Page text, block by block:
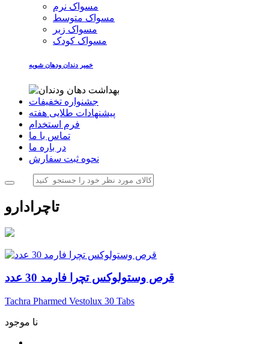
مسواک نرم
مسواک متوسط
مسواک زبر
مسواک کودک
خمیر دندان ودهان شویه
جشنواره تخفیفات
پیشنهادات طلایی هفته
فرم استخدام
تماس با ما
در باره ما
نحوه ثبت سفارش
تاچرادارو
قرص وستولوکس تچرا فارمد 30 عدد
Tachra Pharmed Vestolux 30 Tabs
نا موجود